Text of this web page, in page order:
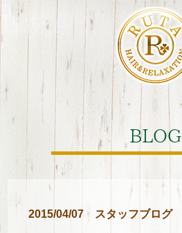
BLOG
2015/04/07 スタッフブログ